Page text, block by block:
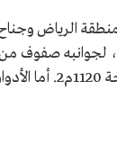
الرياض
وجناحه الخاص، كما يضم مجلسًا ملكيًّا بمساحة 2000م2 ارتفاعه 14 مترًا، لجوانبه
أعمدة غُطيت بالرخام، أما الجدران فتزينها الزخارف التقليدية، إلى جانب صالة طعام رئيسة بمساحة